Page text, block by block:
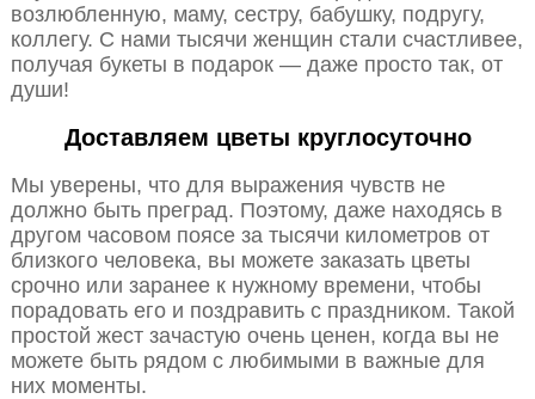
возлюбленную, маму, сестру, бабушку, подругу,
коллегу. С нами тысячи женщин стали счастливее,
получая букеты в подарок — даже просто так, от
души!
Доставляем цветы круглосуточно
Мы уверены, что для выражения чувств не
должно быть преград. Поэтому, даже находясь в
другом часовом поясе за тысячи километров от
близкого человека, вы можете заказать цветы
срочно или заранее к нужному времени, чтобы
порадовать его и поздравить с праздником. Такой
простой жест зачастую очень ценен, когда вы не
можете быть рядом с любимыми в важные для
них моменты.